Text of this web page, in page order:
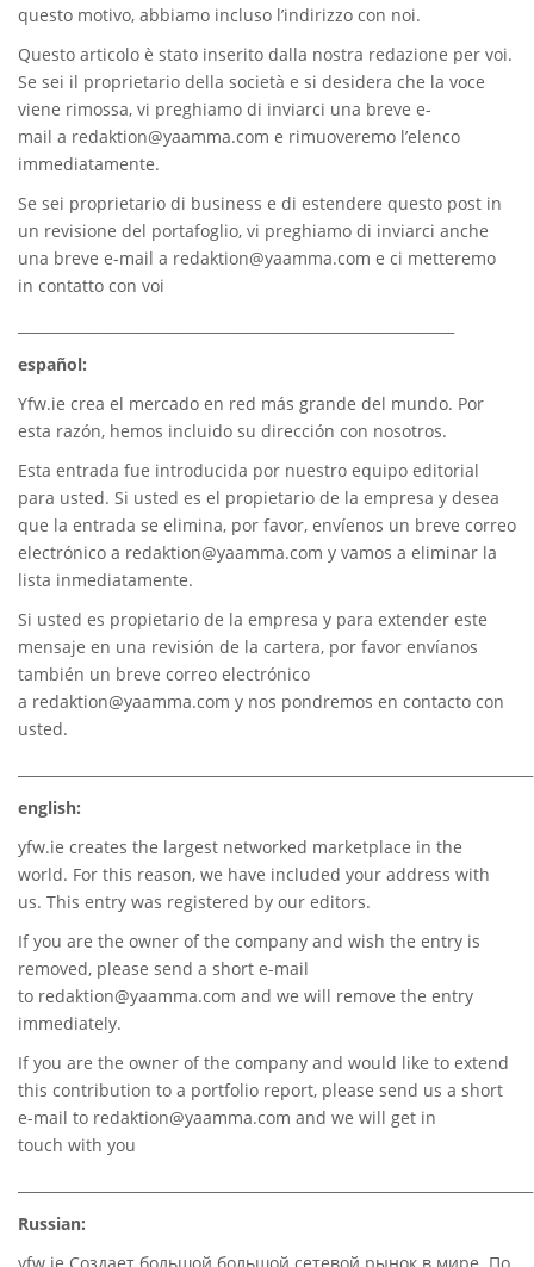
questo motivo, abbiamo incluso l’indirizzo con noi.
Questo articolo è stato inserito dalla nostra redazione per voi.
Se sei il proprietario della società e si desidera che la voce
viene rimossa, vi preghiamo di inviarci una breve e-
mail a redaktion@yaamma.com e rimuoveremo l’elenco
immediatamente.
Se sei proprietario di business e di estendere questo post in
un revisione del portafoglio, vi preghiamo di inviarci anche
una breve e-mail a redaktion@yaamma.com e ci metteremo
in contatto con voi
español:
Yfw.ie crea el mercado en red más grande del mundo. Por
esta razón, hemos incluido su dirección con nosotros.
Esta entrada fue introducida por nuestro equipo editorial
para usted. Si usted es el propietario de la empresa y desea
que la entrada se elimina, por favor, envíenos un breve correo
electrónico a redaktion@yaamma.com y vamos a eliminar la
lista inmediatamente.
Si usted es propietario de la empresa y para extender este
mensaje en una revisión de la cartera, por favor envíanos
también un breve correo electrónico
a redaktion@yaamma.com y nos pondremos en contacto con
usted.
english:
yfw.ie creates the largest networked marketplace in the
world. For this reason, we have included your address with
us. This entry was registered by our editors.
If you are the owner of the company and wish the entry is
removed, please send a short e-mail
to redaktion@yaamma.com and we will remove the entry
immediately.
If you are the owner of the company and would like to extend
this contribution to a portfolio report, please send us a short
e-mail to redaktion@yaamma.com and we will get in
touch with you
Russian: